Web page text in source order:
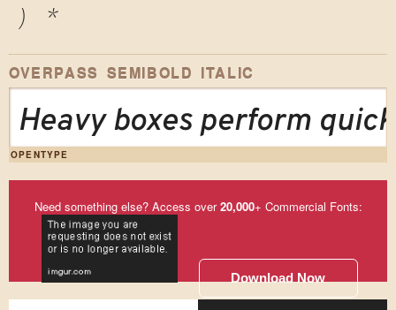
)
*
OVERPASS SEMIBOLD ITALIC
Heavy boxes perform
OPENTYPE
Need something else? Access over20,000+ Commercial Fonts:
Download Now